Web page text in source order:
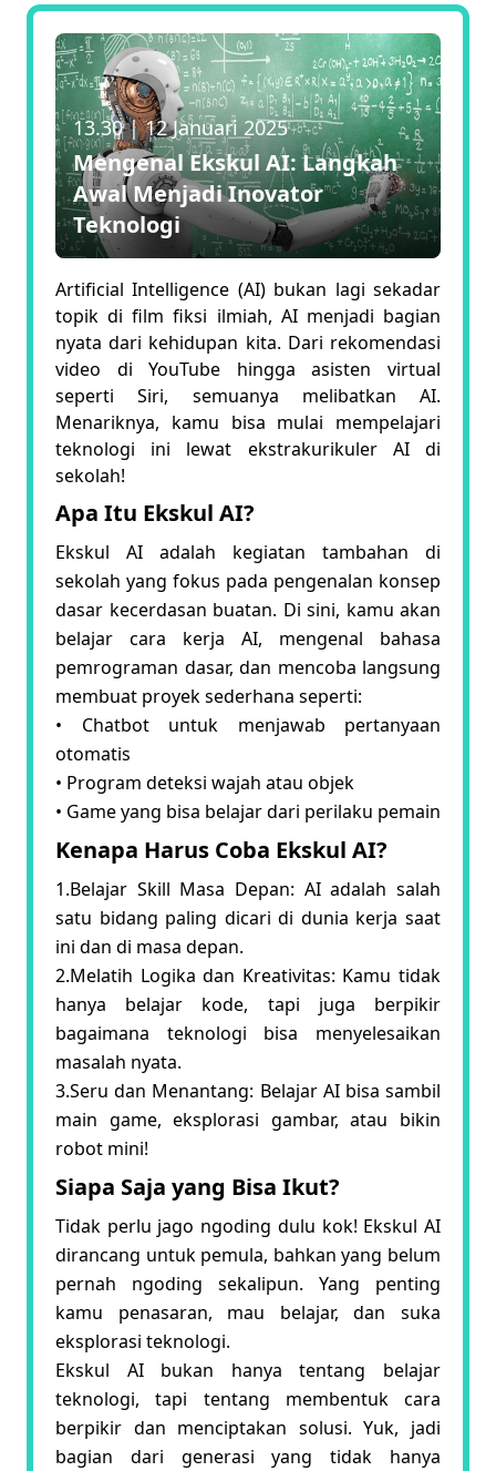
13.30|12 Januari 2025
Mengenal Ekskul AI: Langkah
Awal Menjadi Inovator
Teknologi
Artificial Intelligence (AI) bukan lagi sekadar
topik di film fiksi ilmiah, AI menjadi bagian
nyata dari kehidupan kita. Dari rekomendasi
video di YouTube hingga asisten virtual
seperti Siri, semuanya melibatkan AI.
Menariknya, kamu bisa mulai mempelajari
teknologi ini lewat ekstrakurikuler AI di
sekolah!
Apa Itu Ekskul AI?
Ekskul AI adalah kegiatan tambahan di
sekolah yang fokus pada pengenalan konsep
dasar kecerdasan buatan. Di sini, kamu akan
belajar cara kerja AI, mengenal bahasa
pemrograman dasar, dan mencoba langsung
membuat proyek sederhana seperti:
• Chatbot untuk menjawab pertanyaan
otomatis
• Program deteksi wajah atau objek
• Game yang bisa belajar dari perilaku pemain
Kenapa Harus Coba Ekskul AI?
1.Belajar Skill Masa Depan: AI adalah salah
satu bidang paling dicari di dunia kerja saat
ini dan di masa depan.
2.Melatih Logika dan Kreativitas: Kamu tidak
hanya belajar kode, tapi juga berpikir
bagaimana teknologi bisa menyelesaikan
masalah nyata.
3.Seru dan Menantang: Belajar AI bisa sambil
main game, eksplorasi gambar, atau bikin
robot mini!
Siapa Saja yang Bisa Ikut?
Tidak perlu jago ngoding dulu kok! Ekskul AI
dirancang untuk pemula, bahkan yang belum
pernah ngoding sekalipun. Yang penting
kamu penasaran, mau belajar, dan suka
eksplorasi teknologi.
Ekskul AI bukan hanya tentang belajar
teknologi, tapi tentang membentuk cara
berpikir dan menciptakan solusi. Yuk, jadi
bagian dari generasi yang tidak hanya